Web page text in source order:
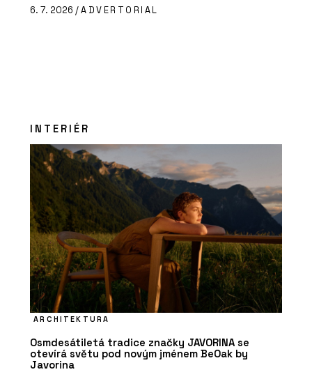
6. 7. 2026 /ADVERTORIAL
INTERIÉR
ARCHITEKTURA
Osmdesátiletá tradice značky JAVORINA se
otevírá světu pod novým jménem BeOak by
Javorina